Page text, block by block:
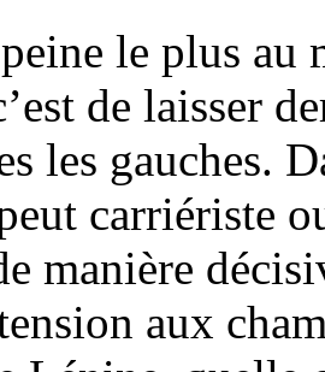
le plus au
de laisser
les gauches.
carriériste
manière
aux